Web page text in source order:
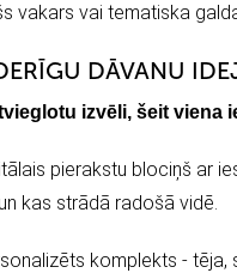
vakars vai tematiska
DĀVANU
izvēli, šeit viena
pierakstu blociņš ar
kas strādā radošā vidē.
komplekts - tēja,